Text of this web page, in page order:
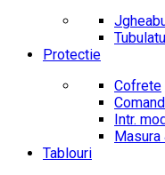
Protectie
Cofrete
Intr.
Masura
Tablouri